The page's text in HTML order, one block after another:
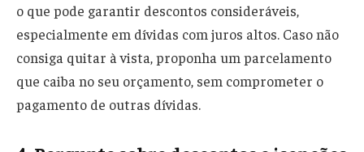
o que pode garantir descontos consideráveis,
especialmente em dívidas com juros altos. Caso não
consiga quitar à vista, proponha um parcelamento
que caiba no seu orçamento, sem comprometer o
pagamento de outras dívidas.